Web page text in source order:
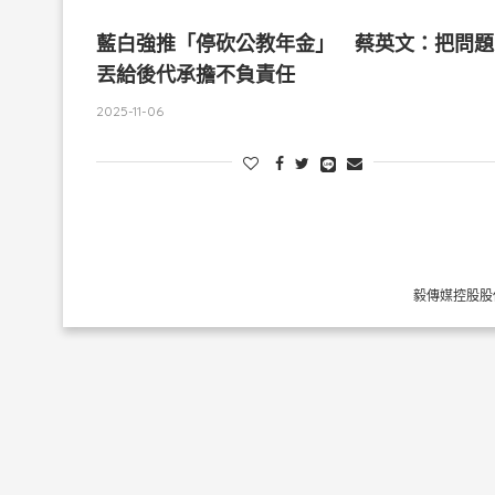
藍白強推「停砍公教年金」 蔡英文：把問題
丟給後代承擔不負責任
2025-11-06
毅傳媒控股